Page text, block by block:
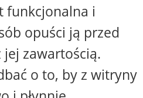
funkcjonalna i
opuści ją przed
zawartością.
o to, by z witryny